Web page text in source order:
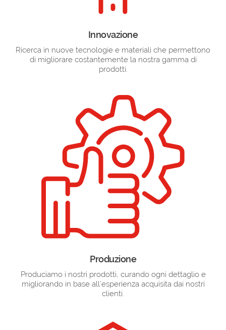
Innovazione
Ricerca in nuove tecnologie e materiali che permettono
di migliorare costantemente la nostra gamma di
prodotti.
Produzione
Produciamo i nostri prodotti, curando ogni dettaglio e
migliorando in base all’esperienza acquisita dai nostri
clienti.